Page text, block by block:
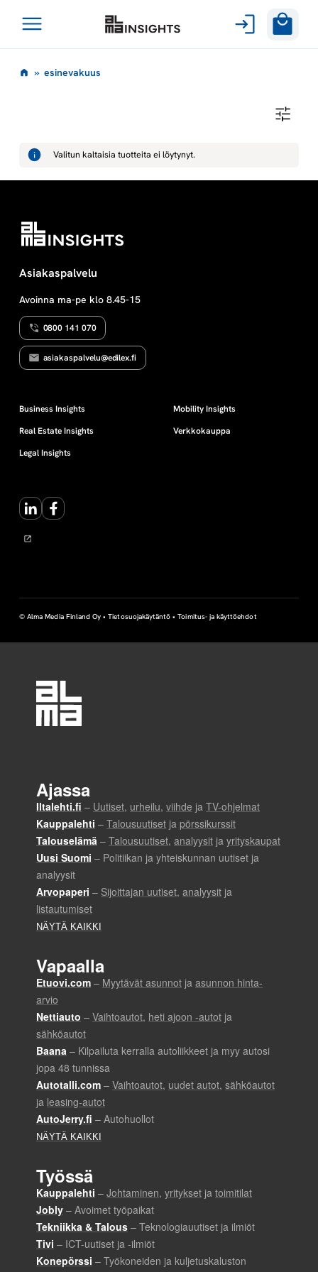
sisältöön
Avaa
e
n
e
v
a
k
u
s
» esinevakuus
N
E
A
S
Valitun kaltaisia tuotteita ei löytynyt.
Asiakaspalvelu
Avoinna ma-pe klo 8.45-15
0800 141 070
asiakaspalvelu@edilex.fi
Business Insights
Real Estate Insights
Legal Insights
Mobility Insights
Verkkokauppa
LinkedInFacebook
© Alma Media Finland Oy •Tietosuojakäytäntö •Toimitus- ja käyttöehdot